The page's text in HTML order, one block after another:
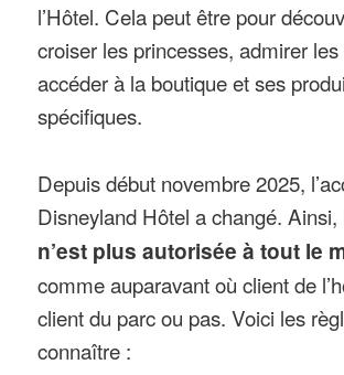
l’Hôtel. Cela peut être pour
croiser les princesses, admirer
accéder à la boutique et ses
spécifiques.
Depuis début novembre 2025,
Disneyland Hôtel a changé. Ainsi,
n’est plus autorisée à tout le
comme auparavant où client de
client du parc ou pas. Voici les
connaître :